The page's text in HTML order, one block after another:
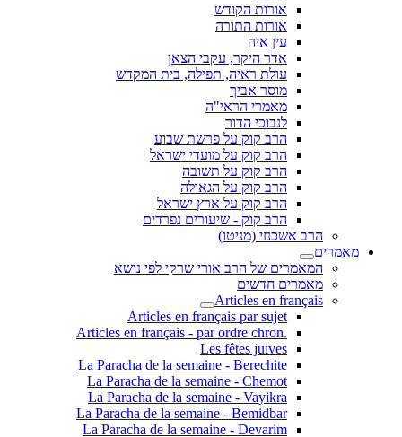
אורות הקודש
אורות התורה
עין איה
אדר היקר, עקבי הצאן
עולת ראיה, תפילה, בית המקדש
מוסר אביך
מאמרי הראי"ה
לנבוכי הדור
הרב קוק על פרשת שבוע
הרב קוק על מועדי ישראל
הרב קוק על תשובה
הרב קוק על הגאולה
הרב קוק על ארץ ישראל
הרב קוק - שיעורים נפרדים
הרב אשכנזי (מניטו)
מאמרים
המאמרים של הרב אורי שרקי לפי נושא
מאמרים חדשים
Articles en français
Articles en français par sujet
.Articles en français - par ordre chron
Les fêtes juives
La Paracha de la semaine - Berechite
La Paracha de la semaine - Chemot
La Paracha de la semaine - Vayikra
La Paracha de la semaine - Bemidbar
La Paracha de la semaine - Devarim